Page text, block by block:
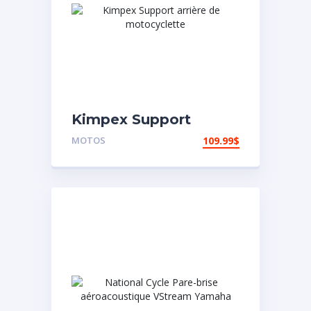
Kimpex Support
arrière de
MOTOS 109.99$